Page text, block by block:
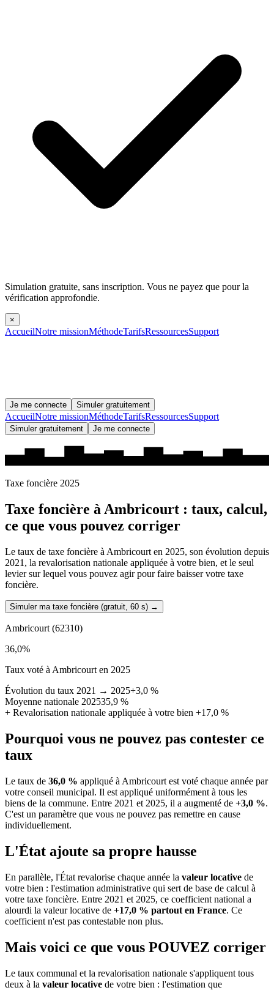
Simulation gratuite, sans inscription. Vous ne payez que pour la
vérification approfondie.
×
AccueilNotre missionMéthodeTarifsRessourcesSupport
Je me connecte Simuler gratuitement
AccueilNotre missionMéthodeTarifsRessourcesSupport
Simuler gratuitement Je me connecte
Taxe foncière 2025
Taxe foncière àAmbricourt : taux, calcul,
ce que vous pouvez corriger
Le taux de taxe foncière à Ambricourt en 2025, son évolution depuis
2021, la revalorisation nationale appliquée à votre bien, et le seul
levier sur lequel vous pouvez agir pour faire baisser votre taxe
foncière.
Simuler ma taxe foncière (gratuit, 60 s) →
Ambricourt (62310)
36,0%
Taux voté à Ambricourt en 2025
Évolution du taux 2021 → 2025+3,0 %
Moyenne nationale 202535,9 %
+ Revalorisation nationale appliquée à votre bien +17,0 %
Pourquoi vous ne pouvez pas contester ce
taux
Le taux de 36,0 % appliqué à Ambricourt est voté chaque année par
votre conseil municipal. Il est appliqué uniformément à tous les
biens de la commune. Entre 2021 et 2025, il a augmenté de +3,0 %.
C'est un paramètre que vous ne pouvez pas remettre en cause
individuellement.
L'État ajoute sa propre hausse
En parallèle, l'État revalorise chaque année la valeur locative de
votre bien : l'estimation administrative qui sert de base de calcul à
votre taxe foncière. Entre 2021 et 2025, ce coefficient national a
alourdi la valeur locative de +17,0 % partout en France. Ce
coefficient n'est pas contestable non plus.
Mais voici ce que vous POUVEZ corriger
Le taux communal et la revalorisation nationale s'appliquent tous
deux à la valeur locative de votre bien : l'estimation que